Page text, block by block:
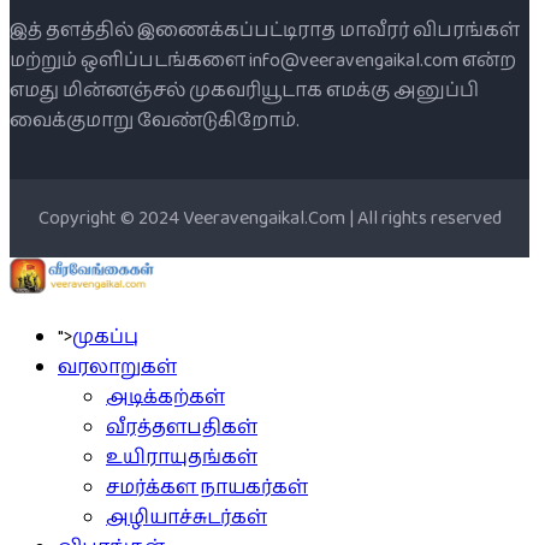
இத் தளத்தில் இணைக்கப்பட்டிராத மாவீரர் விபரங்கள்
மற்றும் ஒளிப்படங்களை info@veeravengaikal.com என்ற
எமது மின்னஞ்சல் முகவரியூடாக எமக்கு அனுப்பி
வைக்குமாறு வேண்டுகிறோம்.
Copyright © 2024 Veeravengaikal.Com | All rights reserved
">முகப்பு
வரலாறுகள்
அடிக்கற்கள்
வீரத்தளபதிகள்
உயிராயுதங்கள்
சமர்க்கள நாயகர்கள்
அழியாச்சுடர்கள்